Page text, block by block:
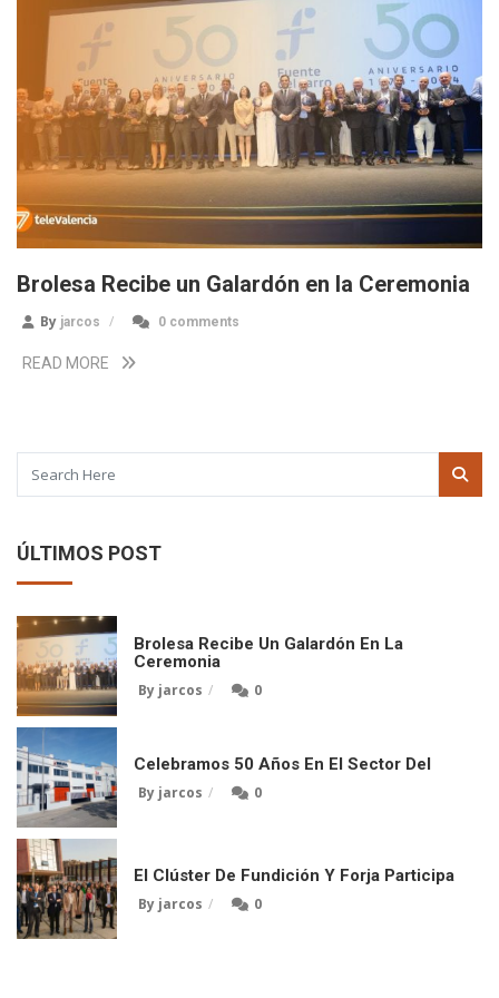
Brolesa Recibe un Galardón en la Ceremonia
By jarcos 0 comments
READ MORE
ÚLTIMOS POST
Brolesa Recibe Un Galardón En La
Ceremonia
By jarcos 0
Celebramos 50 Años En El Sector Del
By jarcos 0
El Clúster De Fundición Y Forja Participa
By jarcos 0